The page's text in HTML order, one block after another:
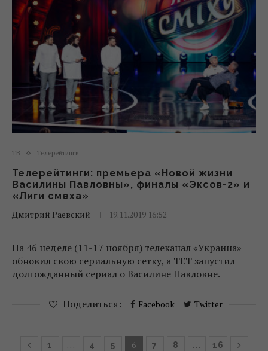
ТВ Телерейтинги
Телерейтинги: премьера «Новой жизни
Василины Павловны», финалы «Эксов-2» и
«Лиги смеха»
Дмитрий Раевский
19.11.2019 16:52
На 46 неделе (11-17 ноября) телеканал «Украина»
обновил свою сериальную сетку, а ТЕТ запустил
долгожданный сериал о Василине Павловне.
Поделиться: Facebook Twitter
1 … 4 5 6 7 8 … 16